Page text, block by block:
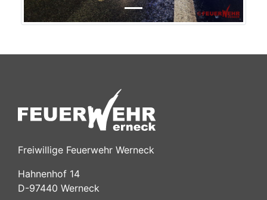
Freiwillige Feuerwehr Werneck
Hahnenhof 14
D-97440 Werneck